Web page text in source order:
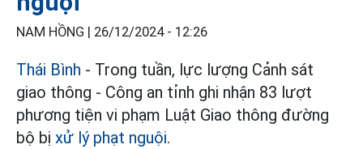
NAM HỒNG | 26/12/2024 - 12:26
Thái Bình - Trong tuần, lực lượng Cảnh sát
giao thông - Công an tỉnh ghi nhận 83 lượt
phương tiện vi phạm Luật Giao thông đường
bộ bị xử lý phạt nguội.